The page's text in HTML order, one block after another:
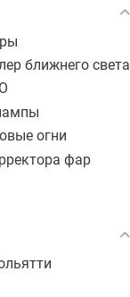
ближнего света
огни
фар